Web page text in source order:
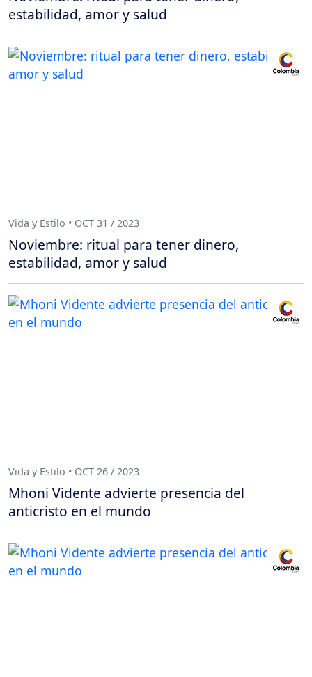
estabilidad, amor y salud
Vida y Estilo • OCT 31 / 2023
Noviembre: ritual para tener dinero,
estabilidad, amor y salud
Vida y Estilo • OCT 26 / 2023
Mhoni Vidente advierte presencia del
anticristo en el mundo